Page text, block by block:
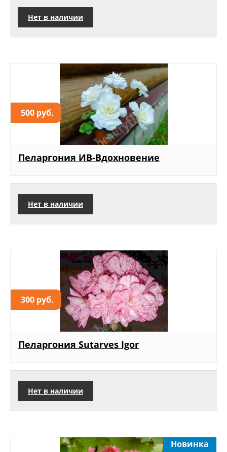
Нет в наличии
500 руб.
Пеларгония ИВ-Вдохновение
Нет в наличии
300 руб.
Пеларгония Sutarves Igor
Нет в наличии
Новинка